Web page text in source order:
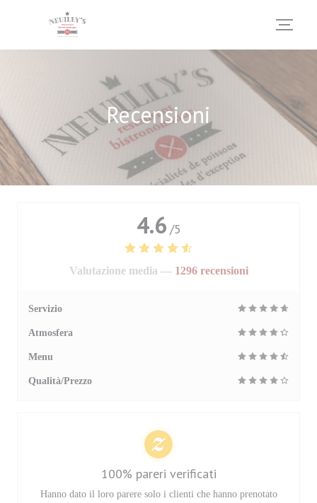
Recensioni
4.6 /5
Valutazione media — 1296 recensioni
Servizio
Atmosfera
Menu
Qualità/Prezzo
100% pareri verificati
Hanno dato il loro parere solo i clienti che hanno prenotato